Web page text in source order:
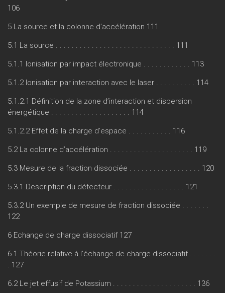
106
5 La source et la colonne d’accélération 111
5.1 La source . . . . . . . . . . . . . . . . . . . . . . . . . . . . . . 111
5.1.1 Ionisation par impact électronique . . . . . . . . . . . . 113
5.1.2 Ionisation par interaction avec le laser . . . . . . . . . . 114
5.1.2.1 Définition de la zone d’interaction et dispersion
énergétique . . . . . . . . . . . . . . . . . . . . 114
5.1.2.2 Effet de la charge d’espace . . . . . . . . . . . 116
5.2 La colonne d’accélération . . . . . . . . . . . . . . . . . . . . . 119
5.3 Mesure de la fraction dissociée . . . . . . . . . . . . . . . . . . 120
5.3.1 Description du détecteur . . . . . . . . . . . . . . . . . . 121
5.3.2 Un exemple de mesure de fraction dissociée . . . . . . .
122
6 Echange de charge dissociatif 127
6.1 Théorie relative à l’échange de charge dissociatif . . . . . . .
. 127
6.2 Le jet effusif de Potassium . . . . . . . . . . . . . . . . . . . . . 136